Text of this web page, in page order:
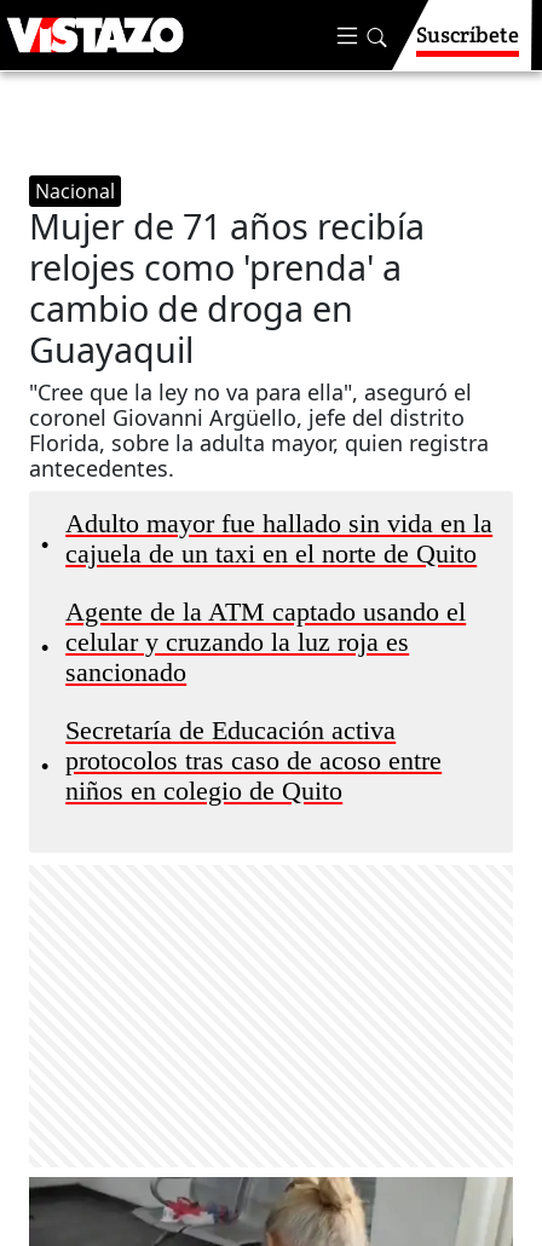
Suscríbete
Nacional
Mujer de 71 años recibía
relojes como 'prenda' a
cambio de droga en
Guayaquil
"Cree que la ley no va para ella", aseguró el
coronel Giovanni Argüello, jefe del distrito
Florida, sobre la adulta mayor, quien registra
antecedentes.
•
Adulto mayor fue hallado sin vida en la
cajuela de un taxi en el norte de Quito
•
Agente de la ATM captado usando el
celular y cruzando la luz roja es
sancionado
•
Secretaría de Educación activa
protocolos tras caso de acoso entre
niños en colegio de Quito